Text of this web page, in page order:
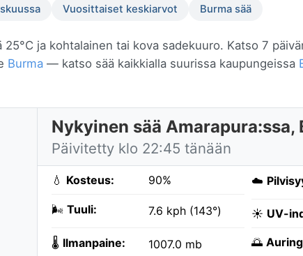
Vuosittaiset keskiarvot Burma sää
25°C ja kohtalainen tai kova sadekuuro. Katso 7
Burma — katso sää kaikkialla suurissa kaupungeissa
Nykyinen sää Amarapura:ssa,
Päivitetty klo 22:45 tänään
💧 Kosteus: 90%
🌬️ Tuuli: 7.6 kph (143°)
🌡️ Ilmanpaine: 1007.0 mb
☁️
☀️ UV-
🌅